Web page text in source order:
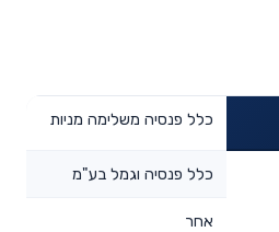
כלל פנסיה משלימה מניות
כלל פנסיה וגמל בע"מ
אחר